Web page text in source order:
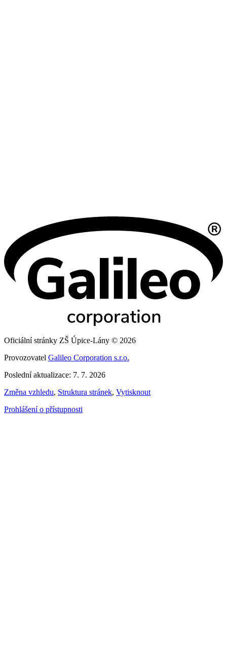
Oficiální stránky ZŠ Úpice-Lány © 2026
Provozovatel Galileo Corporation s.r.o.
Poslední aktualizace: 7. 7. 2026
Změna vzhledu, Struktura stránek, Vytisknout
Prohlášení o přístupnosti